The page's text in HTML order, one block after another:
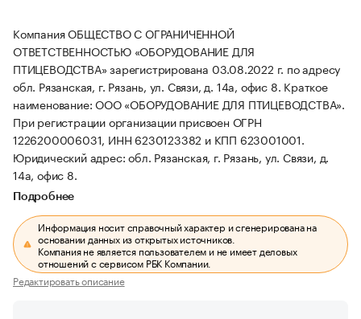
Компания ОБЩЕСТВО С ОГРАНИЧЕННОЙ
ОТВЕТСТВЕННОСТЬЮ «ОБОРУДОВАНИЕ ДЛЯ
ПТИЦЕВОДСТВА» зарегистрирована 03.08.2022 г. по адресу
обл. Рязанская, г. Рязань, ул. Связи, д. 14а, офис 8. Краткое
наименование: ООО «ОБОРУДОВАНИЕ ДЛЯ ПТИЦЕВОДСТВА».
При регистрации организации присвоен ОГРН
1226200006031, ИНН 6230123382 и КПП 623001001.
Юридический адрес: обл. Рязанская, г. Рязань, ул. Связи, д.
14а, офис 8.
Подробнее
Информация носит справочный характер и сгенерирована на
основании данных из открытых источников.
Компания не является пользователем и не имеет деловых
отношений с сервисом РБК Компании.
Редактировать описание